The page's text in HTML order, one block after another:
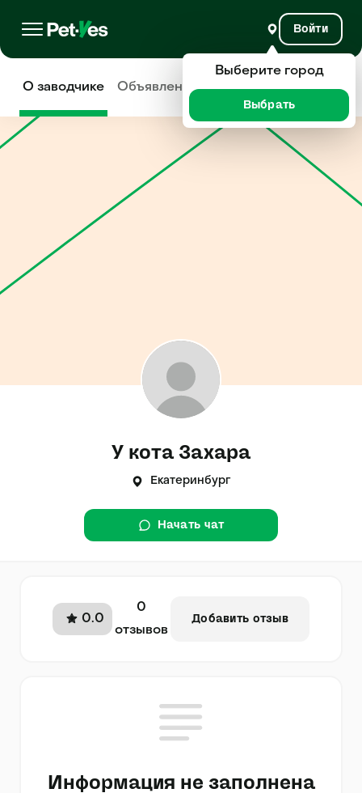
Войти
О заводчике Объявления Отзывы
У кота Захара
Екатеринбург
Начать чат
0.0
0
отзывов
Добавить отзыв
Информация не заполнена
Выберите город
Выбрать